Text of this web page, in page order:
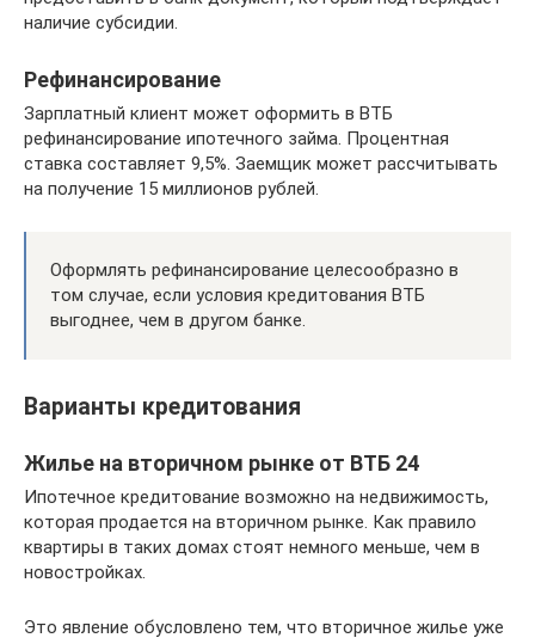
наличие субсидии.
Рефинансирование
Зарплатный клиент может оформить в ВТБ
рефинансирование ипотечного займа. Процентная
ставка составляет 9,5%. Заемщик может рассчитывать
на получение 15 миллионов рублей.
Оформлять рефинансирование целесообразно в
том случае, если условия кредитования ВТБ
выгоднее, чем в другом банке.
Варианты кредитования
Жилье на вторичном рынке от ВТБ 24
Ипотечное кредитование возможно на недвижимость,
которая продается на вторичном рынке. Как правило
квартиры в таких домах стоят немного меньше, чем в
новостройках.
Это явление обусловлено тем, что вторичное жилье уже